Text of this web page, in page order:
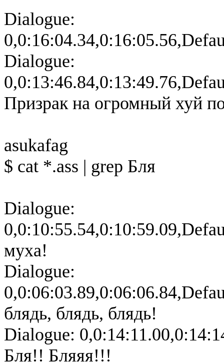
Dialogue:
Dialogue:
Призрак на огромный хуй
asukafag
$ cat *.ass | grep Бля
Dialogue:
муха!
Dialogue:
блядь, блядь, блядь!
Dialogue:
Бля!! Бляяя!!!